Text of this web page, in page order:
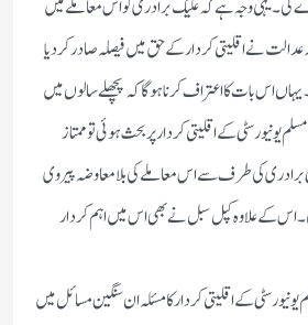
گی۔ یہی وجہ ہے کہ علیگ برادری کو اس معاملے میں
نے اقلیتی کردار کے حق میں فیصلہ صادر کردیا
اس بات کا اعتراف کرنا ہوگا کہ پچھلے سالوں میں
یونیورسٹی کے اقلیتی کردار پر بحث ہوئی تو ممتاز
برادری کی طرف سے اس معاملے کی بلا معاوضہ پیروی
کے علاوہ کپل سبل نے بھی اس میں اہم کردار
کے اقلیتی کردار کا مسئلہ ان سنگین مسائل میں